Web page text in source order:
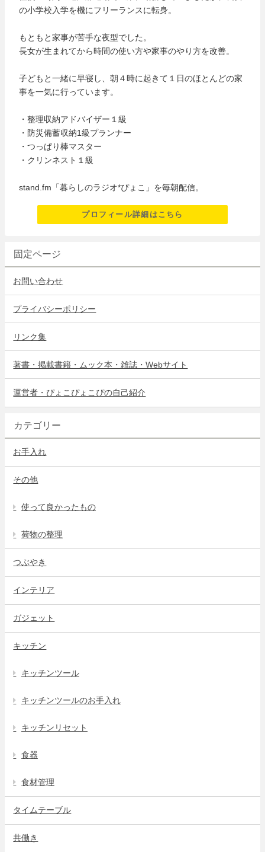
の小学校入学を機にフリーランスに転身。
もともと家事が苦手な夜型でした。
長女が生まれてから時間の使い方や家事のやり方を改善。
子どもと一緒に早寝し、朝４時に起きて１日のほとんどの家
事を一気に行っています。
・整理収納アドバイザー１級
・防災備蓄収納1級プランナー
・つっぱり棒マスター
・クリンネスト１級
stand.fm「暮らしのラジオ*ぴょこ」を毎朝配信。
プロフィール詳細はこちら
固定ページ
お問い合わせ
プライバシーポリシー
リンク集
著書・掲載書籍・ムック本・雑誌・Webサイト
運営者・ぴょこぴょこぴの自己紹介
カテゴリー
お手入れ
その他
使って良かったもの
荷物の整理
つぶやき
インテリア
ガジェット
キッチン
キッチンツール
キッチンツールのお手入れ
キッチンリセット
食器
食材管理
タイムテーブル
共働き